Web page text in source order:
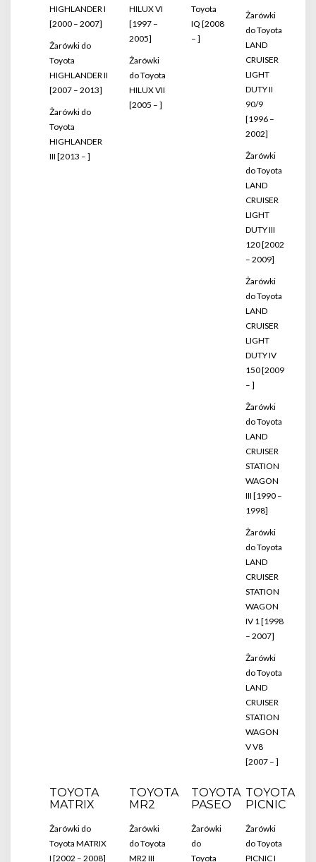
HIGHLANDER I
[2000 – 2007]
Żarówki do
Toyota
HIGHLANDER II
[2007 – 2013]
Żarówki do
Toyota
HIGHLANDER
III [2013 – ]
HILUX VI
[1997 –
2005]
Żarówki
do Toyota
HILUX VII
[2005 – ]
Toyota
IQ [2008
– ]
Żarówki
do Toyota
LAND
CRUISER
LIGHT
DUTY II
90/9
[1996 –
2002]
Żarówki
do Toyota
LAND
CRUISER
LIGHT
DUTY III
120 [2002
– 2009]
Żarówki
do Toyota
LAND
CRUISER
LIGHT
DUTY IV
150 [2009
– ]
Żarówki
do Toyota
LAND
CRUISER
STATION
WAGON
III [1990 –
1998]
Żarówki
do Toyota
LAND
CRUISER
STATION
WAGON
IV 1 [1998
– 2007]
Żarówki
do Toyota
LAND
CRUISER
STATION
WAGON
V V8
[2007 – ]
TOYOTA
MATRIX
Żarówki do
Toyota MATRIX
I [2002 – 2008]
TOYOTA
MR2
Żarówki
do Toyota
MR2 III
TOYOTA
PASEO
Żarówki
do
Toyota
TOYOTA
PICNIC
Żarówki
do Toyota
PICNIC I